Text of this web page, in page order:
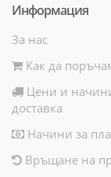
Информация
За нас
Как да
Цени и
доставка
Начини за
Връщане на